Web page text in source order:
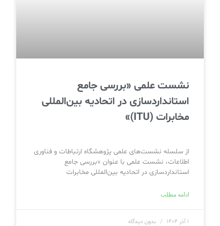
نشست علمی «بررسی جامع
استانداردسازی در اتحادیه بین‌المللی
مخابرات (ITU)»
از سلسله نشست‌های علمی پژوهشگاه ارتباطات و فناوری
اطلاعات، نشست علمی با عنوان «بررسی جامع
استانداردسازی در اتحادیه بین‌المللی مخابرات
ادامه مطلب
۱ آذر ۱۴۰۴ بدون دیدگاه